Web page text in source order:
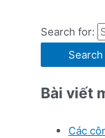
Search for:
Bài viết
Các